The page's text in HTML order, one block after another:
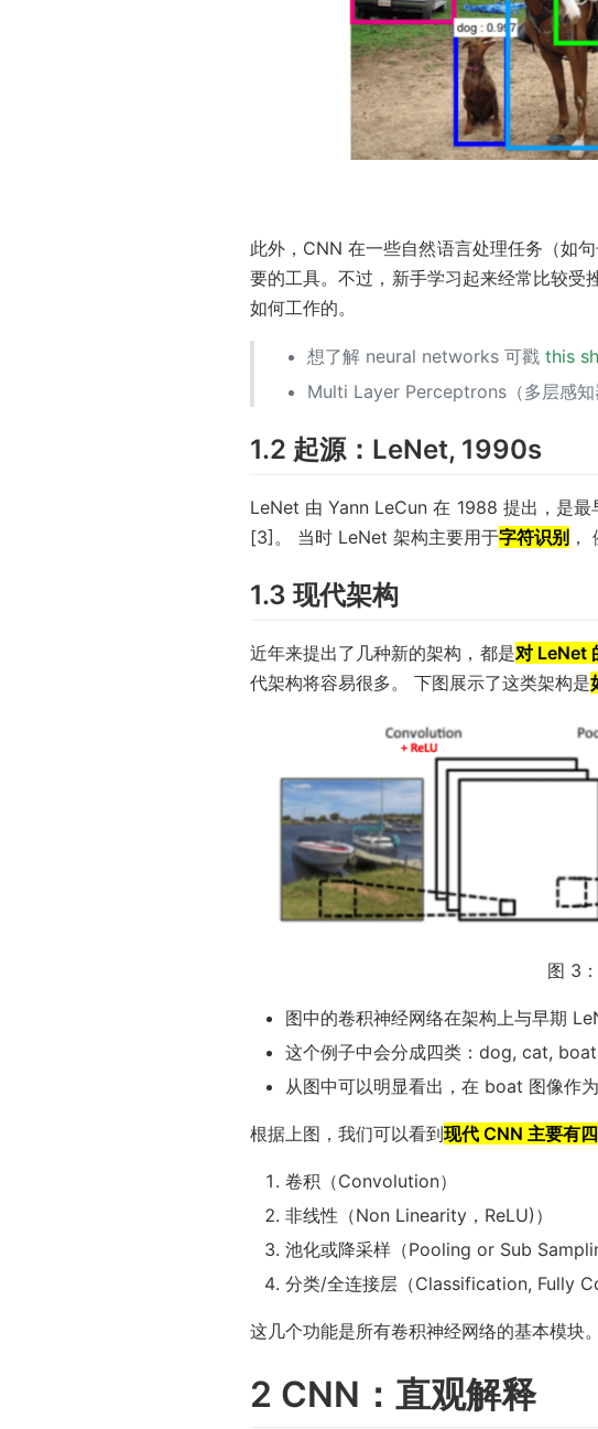
此外，CNN 在一些自然语言处理任务（如
要的工具。不过，新手学习起来经常比较受
如何工作的。
想了解 neural networks 可戳 this
Multi Layer Perceptrons（多层感知
1.2 起源：LeNet, 1990s
LeNet 由 Yann LeCun 在 1988 提出，是
[3]。 当时 LeNet 架构主要用于字符识别 ，
1.3 现代架构
近年来提出了几种新的架构，都是对 LeNet
代架构将容易很多。 下图展示了这类架构是
图 3
图中的卷积神经网络在架构上与早期
这个例子中会分成四类：dog, cat,
从图中可以明显看出，在 boat 图像作
根据上图，我们可以看到现代 CNN 主要有
卷积（Convolution）
非线性（Non Linearity，ReLU)）
池化或降采样（Pooling or Sub
分类/全连接层（Classification, Fully
这几个功能是所有卷积神经网络的基本模块
2 CNN：直观解释